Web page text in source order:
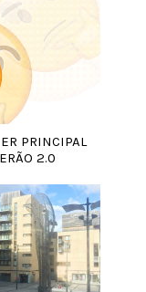
PRINCIPAL
2.0